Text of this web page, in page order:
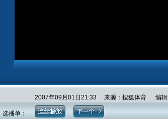
2007年09月01日21:33 来源：搜狐体育 编辑
选播单：